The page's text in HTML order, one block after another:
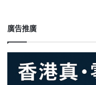
新
廣告推廣